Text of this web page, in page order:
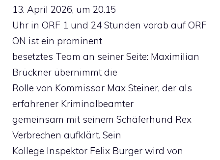
13. April 2026, um 20.15
Uhr in ORF 1 und 24 Stunden vorab auf ORF
ON ist ein prominent
besetztes Team an seiner Seite: Maximilian
Brückner übernimmt die
Rolle von Kommissar Max Steiner, der als
erfahrener Kriminalbeamter
gemeinsam mit seinem Schäferhund Rex
Verbrechen aufklärt. Sein
Kollege Inspektor Felix Burger wird von